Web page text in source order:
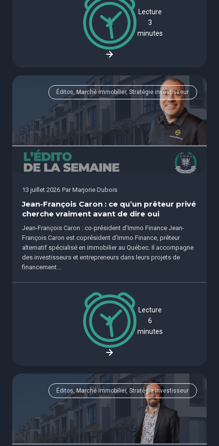
Lecture
3
minutes
Éditos, Marché immobilier, Stratégie investisseur
13 juillet 2026 Par Marjorie Dubois
Jean-François Caron : ce qu’un prêteur privé
cherche vraiment avant de dire oui
Jean-François Caron : co-président d'Immo Finance Jean-
François Caron est coprésident d’Immo Finance, prêteur
alternatif spécialisé en immobilier au Québec. Il accompagne
des investisseurs et entrepreneurs dans leurs projets de
financement...
Lecture
6
minutes
Éditos, Marché immobilier, Stratégie investisseur